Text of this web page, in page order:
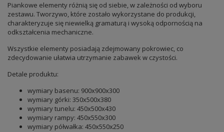
Piankowe elementy różnią się od siebie, w zależności od wyboru
zestawu. Tworzywo, które zostało wykorzystane do produkcji,
charakteryzuje się niewielką gramaturą i wysoką odpornością na
odkształcenia mechaniczne.
Wszystkie elementy posiadają zdejmowany pokrowiec, co
zdecydowanie ułatwia utrzymanie zabawek w czystości.
Detale produktu:
wymiary basenu: 900x900x300
wymiary górki: 350x500x380
wymiary tunelu: 450x500x430
wymiary rampy: 450x550x300
wymiary półwałka: 450x550x250